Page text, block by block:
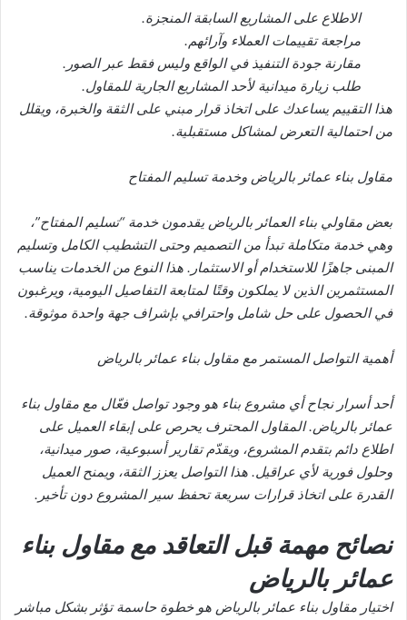
الاطلاع على المشاريع السابقة المنجزة.
مراجعة تقييمات العملاء وآرائهم.
مقارنة جودة التنفيذ في الواقع وليس فقط عبر الصور.
طلب زيارة ميدانية لأحد المشاريع الجارية للمقاول.
هذا التقييم يساعدك على اتخاذ قرار مبني على الثقة والخبرة، ويقلل
من احتمالية التعرض لمشاكل مستقبلية.
مقاول بناء عمائر بالرياض وخدمة تسليم المفتاح
بعض مقاولي بناء العمائر بالرياض يقدمون خدمة “تسليم المفتاح”،
وهي خدمة متكاملة تبدأ من التصميم وحتى التشطيب الكامل وتسليم
المبنى جاهزًا للاستخدام أو الاستثمار. هذا النوع من الخدمات يناسب
المستثمرين الذين لا يملكون وقتًا لمتابعة التفاصيل اليومية، ويرغبون
في الحصول على حل شامل واحترافي بإشراف جهة واحدة موثوقة.
أهمية التواصل المستمر مع مقاول بناء عمائر بالرياض
أحد أسرار نجاح أي مشروع بناء هو وجود تواصل فعّال مع مقاول بناء
عمائر بالرياض. المقاول المحترف يحرص على إبقاء العميل على
اطلاع دائم بتقدم المشروع، ويقدّم تقارير أسبوعية، صور ميدانية،
وحلول فورية لأي عراقيل. هذا التواصل يعزز الثقة، ويمنح العميل
القدرة على اتخاذ قرارات سريعة تحفظ سير المشروع دون تأخير.
نصائح مهمة قبل التعاقد مع مقاول بناء
عمائر بالرياض
اختيار مقاول بناء عمائر بالرياض هو خطوة حاسمة تؤثر بشكل مباشر